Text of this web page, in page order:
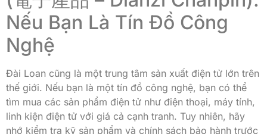
Nếu Bạn Là Tín Đồ Công
Nghệ
Đài Loan cũng là một trung tâm sản xuất điện tử lớn trên
thế giới. Nếu bạn là một tín đồ công nghệ, bạn có thể
tìm mua các sản phẩm điện tử như điện thoại, máy tính,
linh kiện điện tử với giá cả cạnh tranh. Tuy nhiên, hãy
nhớ kiểm tra kỹ sản phẩm và chính sách bảo hành trước